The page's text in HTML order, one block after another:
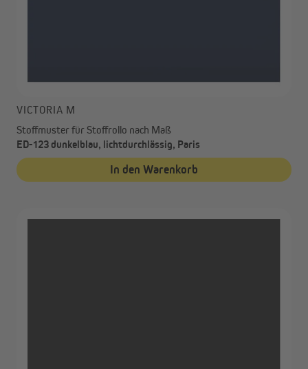
VICTORIA M
Stoffmuster für Stoffrollo nach Maß
ED-123 dunkelblau, lichtdurchlässig, Paris
In den Warenkorb